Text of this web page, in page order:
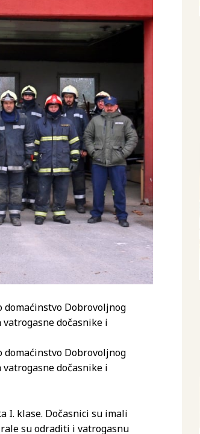
Dobrovoljnog
dočasnike i
Dobrovoljnog
dočasnike i
I. klase. Dočasnici su imali
su odraditi i vatrogasnu